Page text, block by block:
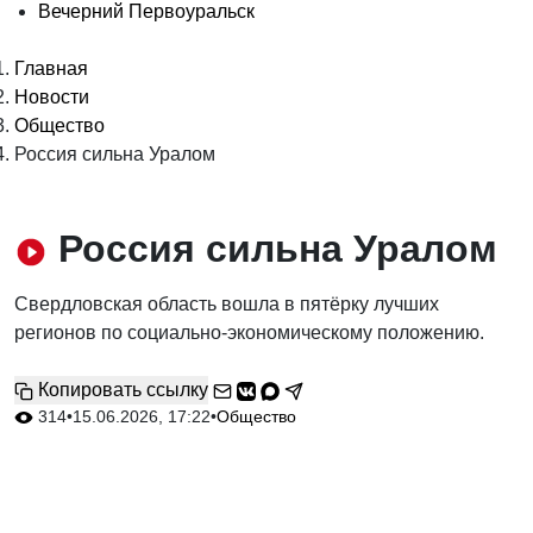
Вечерний Первоуральск
Главная
Новости
Общество
Россия сильна Уралом
Россия сильна Уралом
Свердловская область вошла в пятёрку лучших
регионов по социально-экономическому положению.
Копировать ссылку
314•15.06.2026, 17:22•Общество